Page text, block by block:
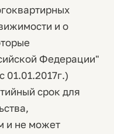
и о
Федерации"
01.01.2017г.)
срок для
и не может